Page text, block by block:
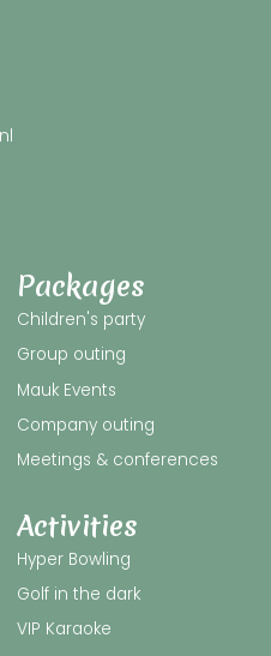
Activities
Hyper Bowling
Golf in the dark
VIP Karaoke
Packages
Children's party
Group outing
Mauk Events
Company outing
Meetings & conferences